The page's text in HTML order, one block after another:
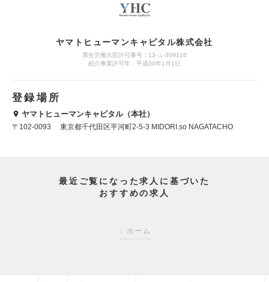
ヤマトヒューマンキャピタル株式会社
厚生労働大臣許可番号：13-ュ-309116
紹介事業許可年：平成30年1月1日
登録場所
ヤマトヒューマンキャピタル（本社）
〒102-0093 東京都千代田区平河町2-5-3 MIDORI.so NAGATACHO
最近ご覧になった求人に基づいた
おすすめの求人
ホーム